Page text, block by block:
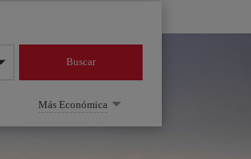
Buscar
Más Económica